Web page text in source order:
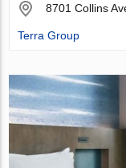
8701 Collins
Terra Group